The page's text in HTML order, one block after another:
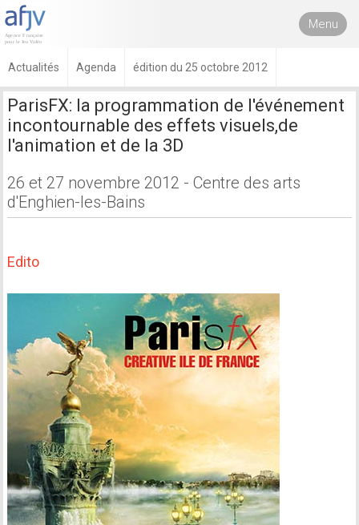
Menu
Actualités Agenda édition du 25 octobre 2012
ParisFX: la programmation de l'événement
incontournable des effets visuels,de
l'animation et de la 3D
26 et 27 novembre 2012 - Centre des arts
d'Enghien-les-Bains
Edito